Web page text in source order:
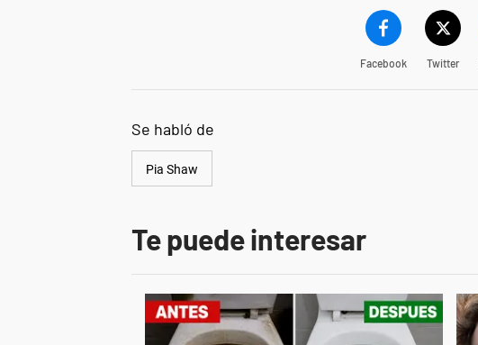
Facebook Twitter
Se habló de
Pia Shaw
Te puede interesar